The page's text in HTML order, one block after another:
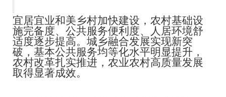
宜居宜业和美乡村加快建设，农村基础设
施完备度、公共服务便利度、人居环境舒
适度逐步提高。城乡融合发展实现新突
破，基本公共服务均等化水平明显提升，
农村改革扎实推进，农业农村高质量发展
取得显著成效。